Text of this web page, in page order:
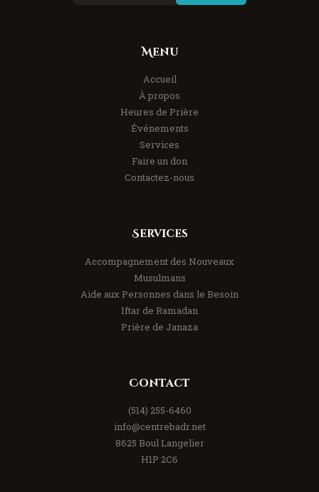
Menu
Accueil
À propos
Heures de Prière
Événements
Services
Faire un don
Contactez-nous
Services
Accompagnement des Nouveaux
Musulmans
Aide aux Personnes dans le Besoin
Iftar de Ramadan
Prière de Janaza
Contact
(514) 255-6460
info@centrebadr.net
8625 Boul Langelier
H1P 2C6